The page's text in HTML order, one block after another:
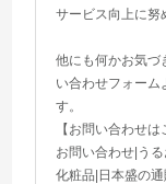
サービス向上に努
他にも何かお気づ
い合わせフォーム
す。
【お問い合わせは
お問い合わせ|う
化粧品|日本盛の通